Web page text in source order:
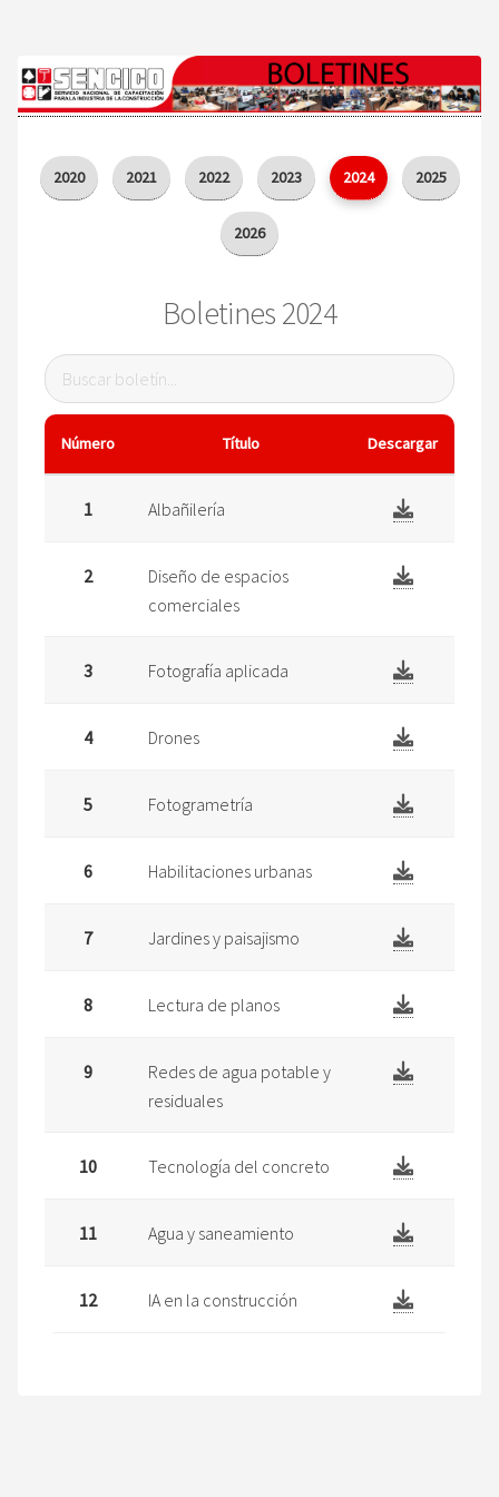
2020 2021 2022 2023 2024 2025
2026
Boletines 2024
Número Título Descargar
1 Albañilería
2
Diseño de espacios
comerciales
3 Fotografía aplicada
4 Drones
5 Fotogrametría
6 Habilitaciones urbanas
7 Jardines y paisajismo
8 Lectura de planos
9
Redes de agua potable y
residuales
10 Tecnología del concreto
11 Agua y saneamiento
12 IA en la construcción